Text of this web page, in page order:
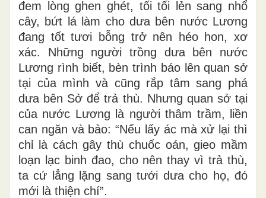
đem lòng ghen ghét, tối tối lẻn sang nhổ
cây, bứt lá làm cho dưa bên nước Lương
đang tốt tươi bỗng trở nên héo hon, xơ
xác. Những người trồng dưa bên nước
Lương rình biết, bèn trình báo lên quan sở
tại của mình và cũng rắp tâm sang phá
dưa bên Sở để trả thù. Nhưng quan sở tại
của nước Lương là người thâm trầm, liền
can ngăn và bảo: “Nếu lấy ác mà xử lại thì
chỉ là cách gây thù chuốc oán, gieo mầm
loạn lạc binh đao, cho nên thay vì trả thù,
ta cứ lẳng lặng sang tưới dưa cho họ, đó
mới là thiện chí”.